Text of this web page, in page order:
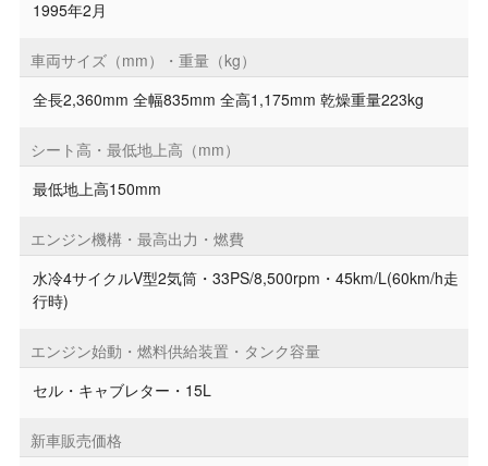
1995年2月
車両サイズ（mm）・重量（kg）
全長2,360mm 全幅835mm 全高1,175mm 乾燥重量223kg
シート高・最低地上高（mm）
最低地上高150mm
エンジン機構・最高出力・燃費
水冷4サイクルV型2気筒・33PS/8,500rpm・45km/L(60km/h走
行時)
エンジン始動・燃料供給装置・タンク容量
セル・キャブレター・15L
新車販売価格